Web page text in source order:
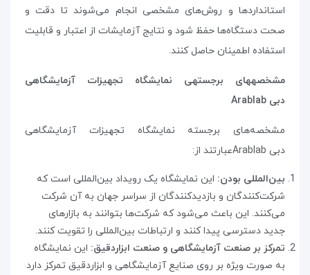
استانداردها و روش‌های مشخصی انجام می‌شوند تا دقت و
صحت دستگاه‌ها حفظ شود و نتایج آزمایشات از اعتبار و قابلیت
استفاده اطمینان حاصل کنند.
مشخصه­های برجسته­ی نمایشگاه تجهیزات آزمایشگاهی
دبی Arablab
مشخصه‌های برجسته نمایشگاه تجهیزات آزمایشگاهی
دبی Arablabعبارتند از:
بین‌المللی بودن: این نمایشگاه یک رویداد بین‌المللی است که
شرکت‌کنندگان و بازدیدکنندگان از سراسر جهان به آن شرکت
می‌کنند. این باعث می‌شود که شرکت‌ها بتوانند به بازارهای
جدید دسترسی پیدا کنند و ارتباطات بین‌المللی را تقویت کنند.
تمرکز بر صنعت آزمایشگاهی و صنعت ابزاردقیق: این نمایشگاه
به صورت ویژه بر روی صنایع آزمایشگاهی و ابزاردقیق تمرکز دارد